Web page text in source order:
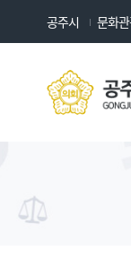
공주시 문화